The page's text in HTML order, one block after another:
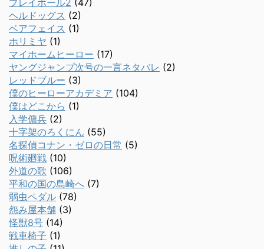
プレイボール2 (47)
ヘルドッグス (2)
ベアフェイス (1)
ホリミヤ (1)
マイホームヒーロー (17)
ヤングジャンプ次号の一言ネタバレ (2)
レッドブルー (3)
僕のヒーローアカデミア (104)
僕はどこから (1)
入学傭兵 (2)
十字架のろくにん (55)
名探偵コナン・ゼロの日常 (5)
呪術廻戦 (10)
外道の歌 (106)
平和の国の島崎へ (7)
弱虫ペダル (78)
怨み屋本舗 (3)
怪獣8号 (14)
戦車椅子 (1)